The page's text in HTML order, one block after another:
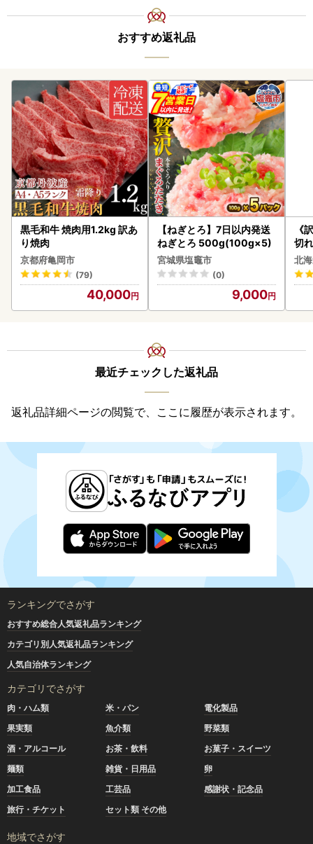
おすすめ返礼品
黒毛和牛 焼肉用1.2kg 訳あ
り焼肉
京都府亀岡市
(79)
40,000
【ねぎとろ】7日以内発送
ねぎとろ 500g(100g×5)
宮城県塩竈市
(0)
9,000
《
切
0g
北
最近チェックした返礼品
返礼品詳細ページの閲覧で、ここに履歴が表示されます。
ランキングでさがす
おすすめ総合人気返礼品ランキング
カテゴリ別人気返礼品ランキング
人気自治体ランキング
カテゴリでさがす
肉・ハム類 米・パン
電化製品
果実類
魚介類
野菜類
酒・アルコール
お茶・飲料
お菓子・スイーツ
麺類
雑貨・日用品
卵
加工食品
工芸品
感謝状・記念品
旅行・チケット
セット類 その他
地域でさがす